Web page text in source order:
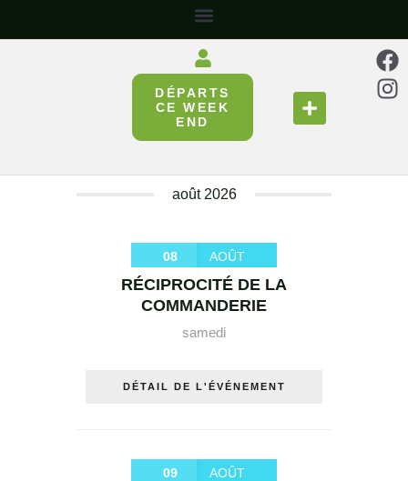
DÉPARTS
CE WEEK
END
août 2026
08 AOÛT
RÉCIPROCITÉ DE LA
COMMANDERIE
samedi
DÉTAIL DE L'ÉVÉNEMENT
09 AOÛT